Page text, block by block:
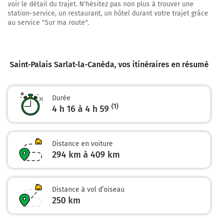
Continuer D33 sur 190 mètres
D33
Gambetta) et continuer sur 2,2 kilomètres
Au rond-point, prendre la 2ème sortie sur D817 (Route
de Bayonne) et continuer sur 450 mètres
32,9 km
Au rond-point, prendre la 2ème sortie sur D817 (Route
de Bayonne) et continuer sur 150 mètres
33,4 km
Au rond-point, prendre la 1ère sortie sur D817 (Route
de Bayonne) et continuer sur 500 mètres
voir le détail du trajet. N'hésitez pas non plus à trouver une
station-service, un restaurant, un hôtel durant votre trajet grâce
au service "Sur ma route".
Saint-Palais Sarlat-la-Canéda, vos itinéraires en résumé
Durée
4 h 16 à 4 h 59 (1)
Distance en voiture
294 km à 409 km
Distance à vol d’oiseau
250 km